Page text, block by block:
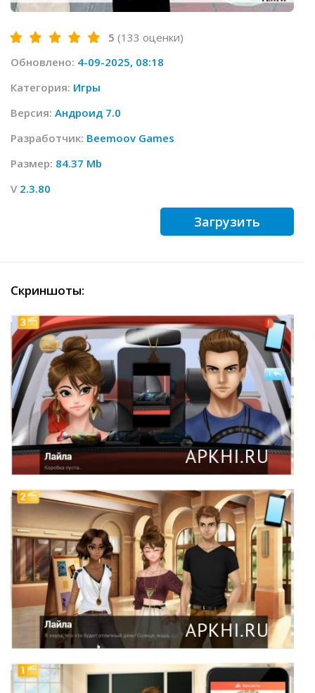
5 (133 оценки)
Обновлено: 4-09-2025, 08:18
Категория: Игры
Версия: Андроид 7.0
Разработчик: Beemoov Games
Размер: 84.37 Mb
V 2.3.80
Загрузить
Скриншоты: